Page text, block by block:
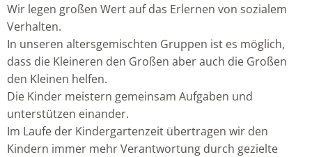
Wir legen großen Wert auf das Erlernen von sozialem
Verhalten.
In unseren altersgemischten Gruppen ist es möglich,
dass die Kleineren den Großen aber auch die Großen
den Kleinen helfen.
Die Kinder meistern gemeinsam Aufgaben und
unterstützen einander.
Im Laufe der Kindergartenzeit übertragen wir den
Kindern immer mehr Verantwortung durch gezielte